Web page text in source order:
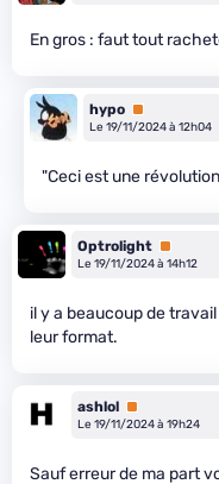
En gros : faut tout
hypo Premium
Le 19/11/2024 à 12h04
"Ceci est une
Optrolight Premium
Le 19/11/2024 à 14h12
il y a beaucoup de
leur format.
ashlol Premium
Le 19/11/2024 à 19h24
Sauf erreur de ma part